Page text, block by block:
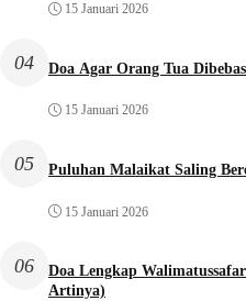
15 Januari 2026
04 Doa Agar Orang Tua
15 Januari 2026
05 Puluhan Malaikat Saling
15 Januari 2026
06
Doa Lengkap
Artinya)